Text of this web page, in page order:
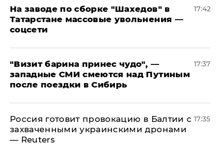
На заводе по сборке "Шахедов" в
Татарстане массовые увольнения —
соцсети
17:42
"Визит барина принес чудо", —
западные СМИ смеются над Путиным
после поездки в Сибирь
17:37
​Россия готовит провокацию в Балтии с
захваченными украинскими дронами
— Reuters
17:35